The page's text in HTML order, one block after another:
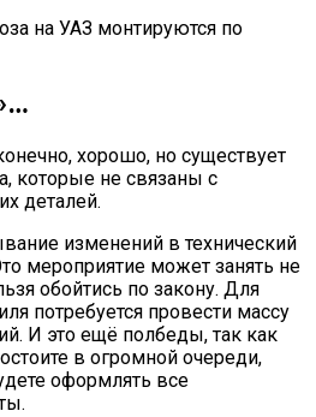
на УАЗ монтируются по
хорошо, но существует
которые не связаны с
деталей.
изменений в технический
мероприятие может занять не
обойтись по закону. Для
потребуется провести массу
И это ещё полбеды, так как
в огромной очереди,
оформлять все